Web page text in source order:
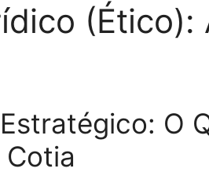
(Ético):
O